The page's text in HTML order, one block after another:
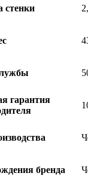
стенки
гарантия
бренда